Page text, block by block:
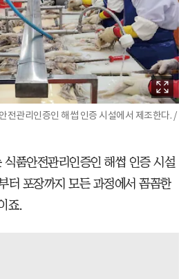
전관리인증인 해썹 인증 시설에서 제조한다. /
식품안전관리인증인 해썹 인증 시설
터 포장까지 모든 과정에서 꼼꼼한
죠.